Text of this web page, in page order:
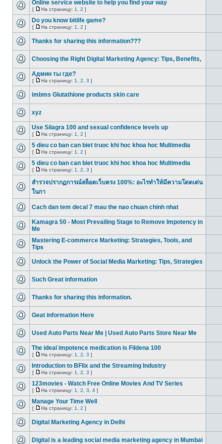
Online service website to help you find your way
[ На страницу: 1 2 ]
Do you know bitlife game?
[ На страницу: 1 2 ]
Thanks for sharing this information???
Choosing the Right Digital Marketing Agency: Tips, Benefits,
Админ ты где?
[ На страницу: 1 2 3 ]
imbms Glutathione products skin care
xyz
Use Silagra 100 and sexual confidence levels up
[ На страницу: 1 2 ]
5 dieu co ban can biet truoc khi hoc khoa hoc Multimedia
[ На страницу: 1 2 ]
5 dieu co ban can biet truoc khi hoc khoa hoc Multimedia
[ На страницу: 1 2 3 ]
สำรวจปรากฏการณ์สล็อตเว็บตรง 100%: อะไรทำให้มีความโดดเด่น
ในกา
Cach dan tem decal 7 mau the nao chuan chinh nhat
Kamagra 50 - Most Prevailing Stage to Remove Impotency in
Me
Mastering E-commerce Marketing: Strategies, Tools, and
Tips
Unlock the Power of Social Media Marketing: Tips, Strategies
Such Great information
Thanks for sharing this information.
Geat information Here
Used Auto Parts Near Me | Used Auto Parts Store Near Me
The ideal impotence medication is Fildena 100
[ На страницу: 1 2 3 ]
Introduction to BFlix and the Streaming Industry
[ На страницу: 1 2 3 ]
123movies - Watch Free Online Movies And TV Series
[ На страницу: 1 2 3 4 ]
Manage Your Time Well
[ На страницу: 1 2 ]
Digital Marketing Agency in Delhi
Digital is a leading social media marketing agency in Mumbai